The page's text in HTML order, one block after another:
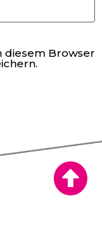
diesem Browser